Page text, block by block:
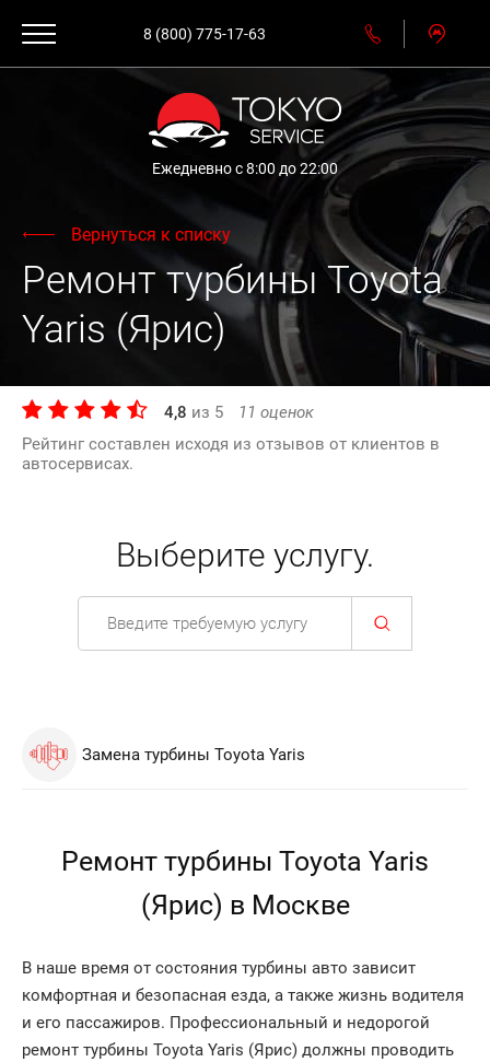
8 (800) 775-17-63
Ежедневно с 8:00 до 22:00
Вернуться к списку
Ремонт турбины Toyota
Yaris (Ярис)
4,8 из 5 11 оценок
Рейтинг составлен исходя из отзывов от клиентов в
автосервисах.
Выберите услугу.
Замена турбины Toyota Yaris
Ремонт турбины Toyota Yaris
(Ярис) в Москве
В наше время от состояния турбины авто зависит
комфортная и безопасная езда, а также жизнь водителя
и его пассажиров. Профессиональный и недорогой
ремонт турбины Toyota Yaris (Ярис) должны проводить